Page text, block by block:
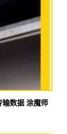
数据 涂魔师